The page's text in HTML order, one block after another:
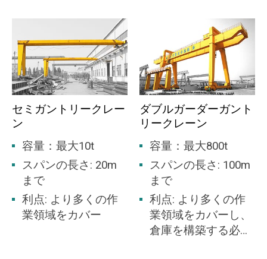
セミガントリークレー
ン
容量：最大10t
スパンの長さ: 20m
まで
利点: より多くの作
業領域をカバー
ダブルガーダーガント
リークレーン
容量：最大800t
スパンの長さ: 100m
まで
利点: より多くの作
業領域をカバーし、
倉庫を構築する必要